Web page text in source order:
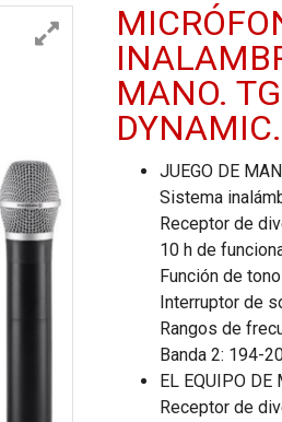
MANO.
DYNAMIC.
JUEGO DE
Sistema
Receptor de
10 h de
Función de
Interruptor de
Rangos de
Banda 2: 194-
EL EQUIPO DE
Receptor de